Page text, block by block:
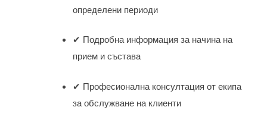
определени периоди
✔ Подробна информация за начина на
прием и състава
✔ Професионална консултация от екипа
за обслужване на клиенти